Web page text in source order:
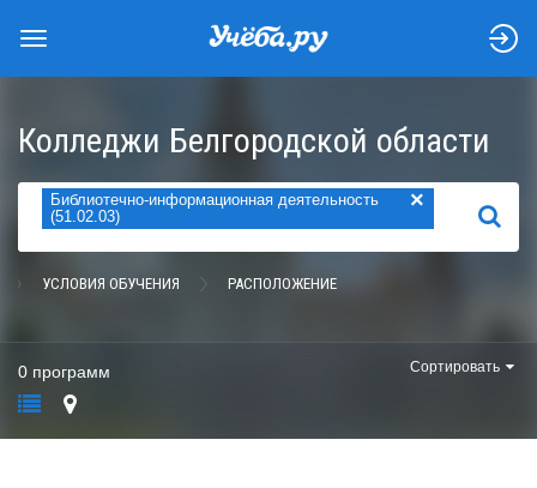
Колледжи Белгородской области
Библиотечно-информационная деятельность
(51.02.03)
×
НАЙТИ
УСЛОВИЯ ОБУЧЕНИЯ РАСПОЛОЖЕНИЕ
0 программ Сортировать